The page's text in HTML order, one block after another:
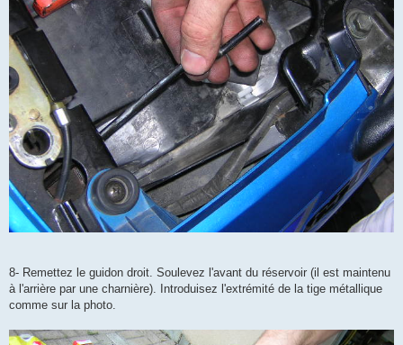
8- Remettez le guidon droit. Soulevez l'avant du réservoir (il est maintenu
à l'arrière par une charnière). Introduisez l'extrémité de la tige métallique
comme sur la photo.